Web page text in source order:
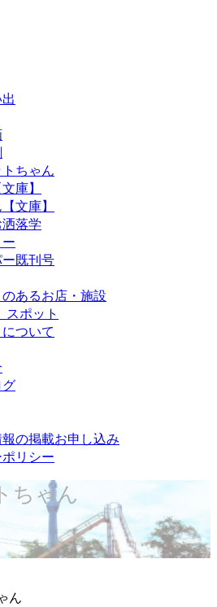
ちゃん
庫】
文庫】
落学
既刊号
あるお店・施設
スポット
ついて
の掲載お申し込み
リシー
ちゃん
ん